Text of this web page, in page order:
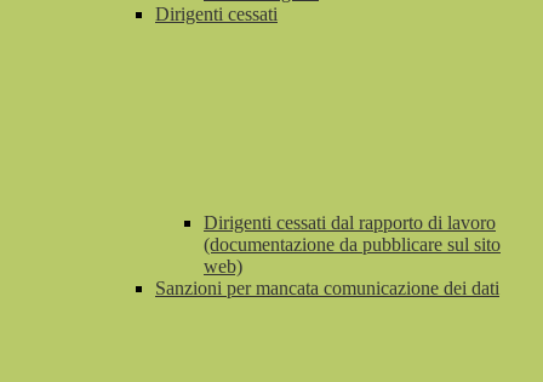
Dirigenti cessati
Dirigenti cessati dal rapporto di lavoro
(documentazione da pubblicare sul sito
web)
Sanzioni per mancata comunicazione dei dati